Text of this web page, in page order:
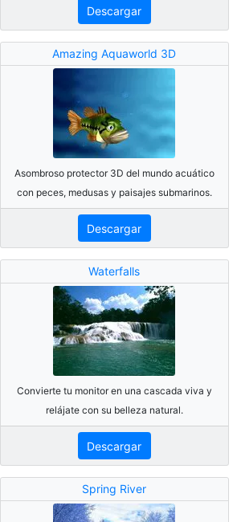
Descargar
Amazing Aquaworld 3D
Asombroso protector 3D del mundo acuático
con peces, medusas y paisajes submarinos.
Descargar
Waterfalls
Convierte tu monitor en una cascada viva y
relájate con su belleza natural.
Descargar
Spring River